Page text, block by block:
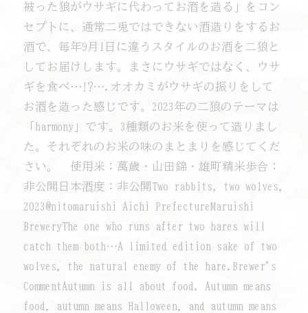
被った狼がウサギに代わってお酒を造る」をコン
セプトに、通常二兎ではできない酒造りをするお
酒で、毎年9月1日に違うスタイルのお酒を二狼と
してお届けします。まさにウサギではなく、ウサ
ギを食べ…!?….オオカミがウサギの振りをして
お酒を造った感じです。2023年の二狼のテーマは
「harmony」です。3種類のお米を使って造りまし
た。それぞれのお米の味のまとまりを感じてくだ
さい。 使用米：萬歳・山田錦・雄町精米歩合：
非公開日本酒度：非公開Two rabbits, two wolves,
2023@nitomaruishi Aichi PrefectureMaruishi
BreweryThe one who runs after two hares will
catch them both…A limited edition sake of two
wolves, the natural enemy of the hare.Brewer's
CommentAutumn is all about food. Autumn means
food, autumn means Halloween, and autumn means